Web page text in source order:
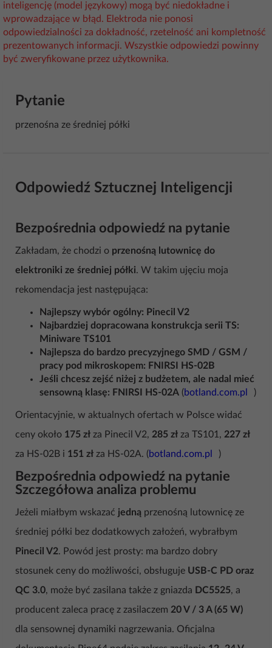
inteligencję (model językowy) mogą być niedokładne i
wprowadzające w błąd. Elektroda nie ponosi
odpowiedzialności za dokładność, rzetelność ani kompletność
prezentowanych informacji. Wszystkie odpowiedzi powinny
być zweryfikowane przez użytkownika.
Pytanie
przenośna ze średniej półki
Odpowiedź Sztucznej Inteligencji
Bezpośrednia odpowiedź na pytanie
Zakładam, że chodzi o przenośną lutownicę do
elektroniki ze średniej półki. W takim ujęciu moja
rekomendacja jest następująca:
Najlepszy wybór ogólny: Pinecil V2
Najbardziej dopracowana konstrukcja serii TS:
Miniware TS101
Najlepsza do bardzo precyzyjnego SMD / GSM /
pracy pod mikroskopem: FNIRSI HS-02B
Jeśli chcesz zejść niżej z budżetem, ale nadal mieć
sensowną klasę: FNIRSI HS-02A (botland.com.pl )
Orientacyjnie, w aktualnych ofertach w Polsce widać
ceny około 175 zł za Pinecil V2, 285 zł za TS101, 227 zł
za HS-02B i 151 zł za HS-02A. (botland.com.pl )
Bezpośrednia odpowiedź na pytanie
Szczegółowa analiza problemu
Jeżeli miałbym wskazać jedną przenośną lutownicę ze
średniej półki bez dodatkowych założeń, wybrałbym
Pinecil V2. Powód jest prosty: ma bardzo dobry
stosunek ceny do możliwości, obsługuje USB-C PD oraz
QC 3.0, może być zasilana także z gniazda DC5525, a
producent zaleca pracę z zasilaczem 20 V / 3 A (65 W)
dla sensownej dynamiki nagrzewania. Oficjalna